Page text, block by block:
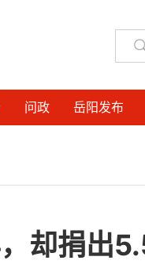
问政 岳阳发布
却捐出